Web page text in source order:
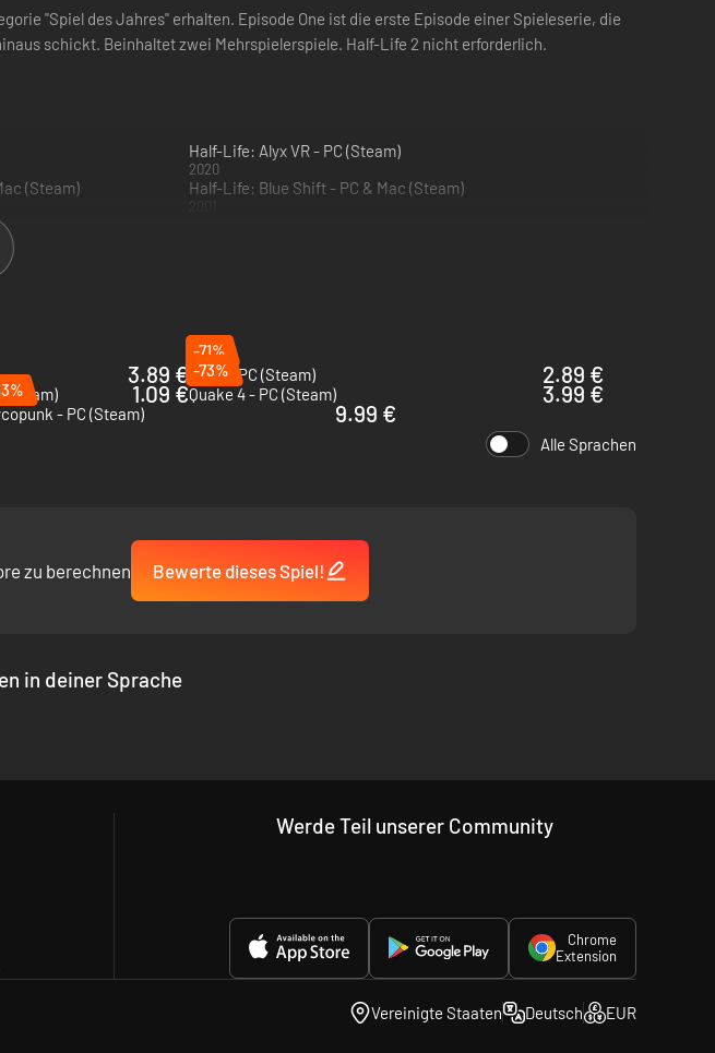
"Spiel des Jahres" erhalten. Episode One ist die erste Episode einer Spieleserie, die
schickt. Beinhaltet zwei Mehrspielerspiele. Half-Life 2 nicht erforderlich.
Half-Life: Alyx VR - PC (Steam)
2020
(Steam) Half-Life: Blue Shift - PC & Mac (Steam)
3.89 €
-71%
Rage - PC (Steam)
2.89 €
1.09 €
-73%
Quake 4 - PC (Steam)
3.99 €
- PC (Steam)
9.99 €
Alle Sprachen
zu berechnen Bewerte dieses Spiel!
in deiner Sprache
Werde Teil unserer Community
Chrome
Extension
Vereinigte Staaten Deutsch EUR